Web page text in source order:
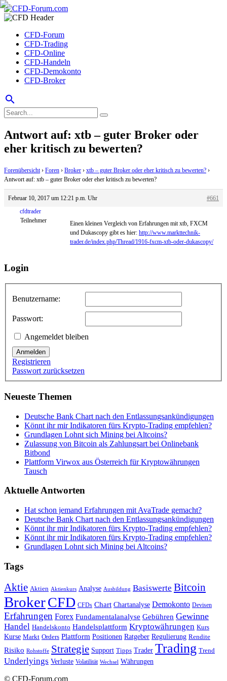
CFD-Forum
CFD-Trading
CFD-Online
CFD-Handeln
CFD-Demokonto
CFD-Broker
search
Antwort auf: xtb – guter Broker oder
eher kritisch zu bewerten?
Forenübersicht › Foren › Broker › xtb – guter Broker oder eher kritisch zu bewerten? ›
Antwort auf: xtb – guter Broker oder eher kritisch zu bewerten?
Februar 10, 2017 um 12:21 p.m. Uhr
#661
cfdtrader
Teilnehmer
Einen kleinen Vergleich von Erfahrungen mit xtb, FXCM
und Dukascopy gibt es hier: http://www.markttechnik-
trader.de/index.php/Thread/1916-fxcm-xtb-oder-dukascopy/
Login
Benutzername:
Passwort:
Angemeldet bleiben
Anmelden
Registrieren
Passwort zurücksetzen
Neueste Themen
Deutsche Bank Chart nach den Entlassungsankündigungen
Könnt ihr mir Indikatoren fürs Krypto-Trading empfehlen?
Grundlagen Lohnt sich Mining bei Altcoins?
Zulassung von Bitcoin als Zahlungsart bei Onlinebank
Bitbond
Plattform Virwox aus Österreich für Kryptowährungen
Tausch
Aktuelle Antworten
Hat schon jemand Erfahrungen mit AvaTrade gemacht?
Deutsche Bank Chart nach den Entlassungsankündigungen
Könnt ihr mir Indikatoren fürs Krypto-Trading empfehlen?
Könnt ihr mir Indikatoren fürs Krypto-Trading empfehlen?
Grundlagen Lohnt sich Mining bei Altcoins?
Tags
Aktie Aktien Aktienkurs Analyse Ausbildung Basiswerte Bitcoin
BrokerCFD CFDs Chart Chartanalyse Demokonto Devisen
Erfahrungen Forex Fundamentalanalyse Gebühren Gewinne
Handel Handelskonto Handelsplattform Kryptowährungen Kurs
Kurse Markt Orders Plattform Positionen Ratgeber Regulierung Rendite
Risiko Rohstoffe Strategie Support Tipps Trader Trading Trend
Underlyings Verluste Volatilität Wechsel Währungen
© CFD-Forum.com